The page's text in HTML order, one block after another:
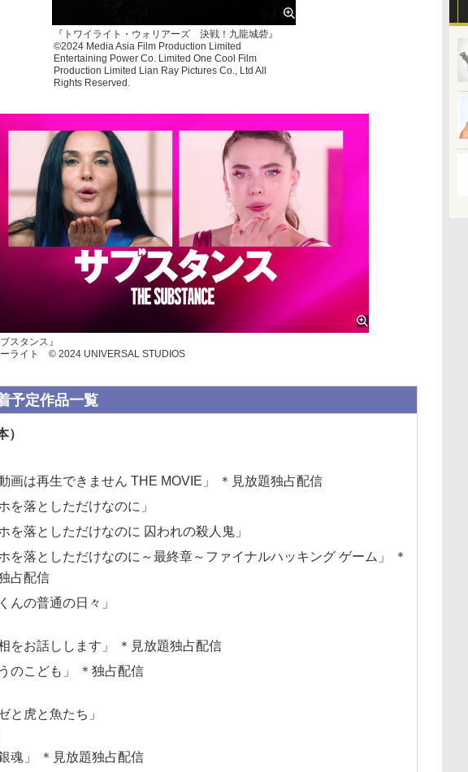
『トワイライト・ウォリアーズ 決戦！九龍城砦』
©2024 Media Asia Film Production Limited
Entertaining Power Co. Limited One Cool Film
Production Limited Lian Ray Pictures Co., Ltd All
Rights Reserved.
ブスタンス』
ライト ©︎ 2024 UNIVERSAL STUDIOS
予定作品一覧
）
動画は再生できません THE MOVIE」 ＊見放題独占配信
を落としただけなのに」
を落としただけなのに 囚われの殺人鬼」
ホを落としただけなのに～最終章～ファイナルハッキング ゲーム」 ＊
占配信
んの普通の日々」
相をお話しします」 ＊見放題独占配信
うのこども」 ＊独占配信
と虎と魚たち」
魂」 ＊見放題独占配信